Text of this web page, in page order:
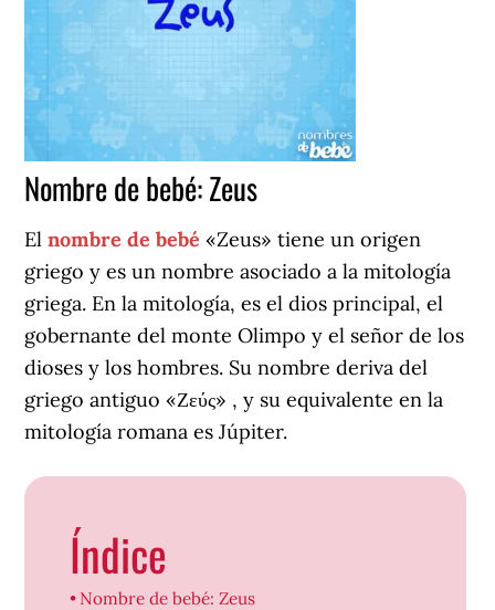
Nombre de bebé: Zeus
Elnombre de bebé «Zeus» tiene un origen
griego y es un nombre asociado a la mitología
griega. En la mitología, es el dios principal, el
gobernante del monte Olimpo y el señor de los
dioses y los hombres. Su nombre deriva del
griego antiguo «Ζεύς» , y su equivalente en la
mitología romana es Júpiter.
Índice
Nombre de bebé: Zeus